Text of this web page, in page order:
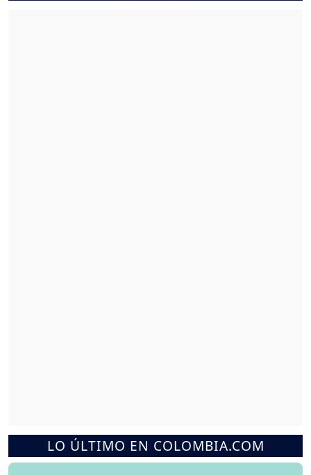
LO ÚLTIMO EN COLOMBIA.COM